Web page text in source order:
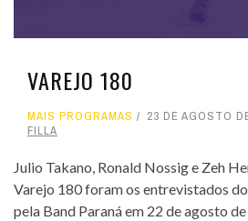
VAREJO 180
MAIS PROGRAMAS 23 DE AGOSTO
FILLA
Julio Takano, Ronald Nossig e Zeh
Varejo 180 foram os entrevistados
pela Band Paraná em 22 de agosto